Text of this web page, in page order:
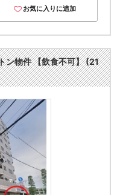
お気に入りに追加
ン物件 【飲食不可】 (21